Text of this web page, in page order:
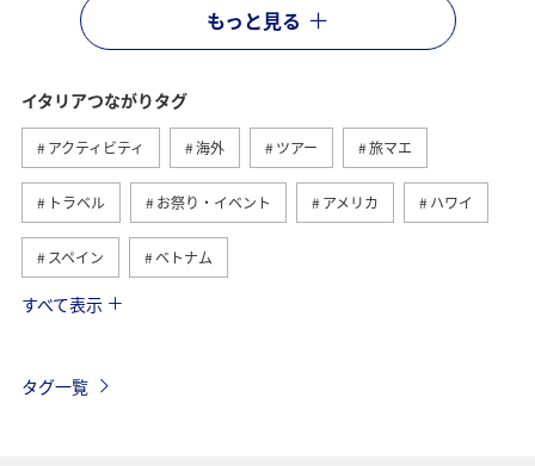
もっと見る
イタリアつながりタグ
アクティビティ 海外 ツアー 旅マエ
トラベル お祭り・イベント アメリカ ハワイ
スペイン ベトナム
シンガポール
すべて表示
タグ一覧